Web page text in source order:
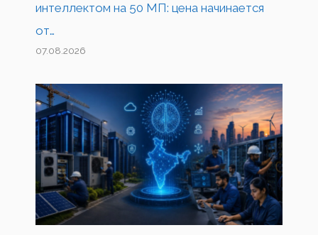
интеллектом на 50 МП: цена начинается
от…
07.08.2026